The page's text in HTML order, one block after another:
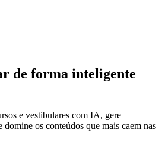
de forma inteligente
e vestibulares com IA, gere
domine os conteúdos que mais caem nas